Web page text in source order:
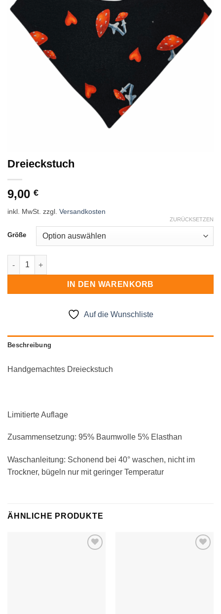
Dreieckstuch
9,00 €
inkl. MwSt. zzgl. Versandkosten
Größe
ZURÜCKSETZEN
Dreieckstuch Menge
IN DEN WARENKORB
Auf die Wunschliste
Beschreibung
Handgemachtes Dreieckstuch
Limitierte Auflage
Zusammensetzung: 95% Baumwolle 5% Elasthan
Waschanleitung: Schonend bei 40° waschen, nicht im
Trockner, bügeln nur mit geringer Temperatur
ÄHNLICHE PRODUKTE